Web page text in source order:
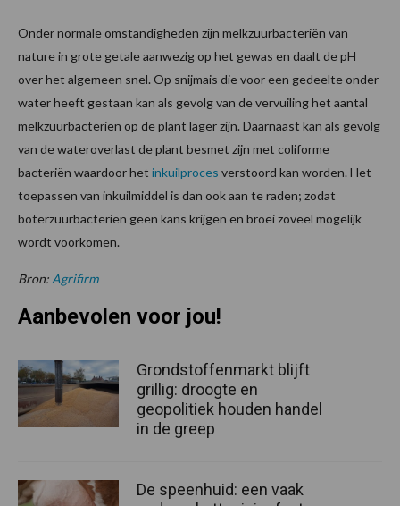
Onder normale omstandigheden zijn melkzuurbacteriën van
nature in grote getale aanwezig op het gewas en daalt de pH
over het algemeen snel. Op snijmais die voor een gedeelte onder
water heeft gestaan kan als gevolg van de vervuiling het aantal
melkzuurbacteriën op de plant lager zijn. Daarnaast kan als gevolg
van de wateroverlast de plant besmet zijn met coliforme
bacteriën waardoor het inkuilproces verstoord kan worden. Het
toepassen van inkuilmiddel is dan ook aan te raden; zodat
boterzuurbacteriën geen kans krijgen en broei zoveel mogelijk
wordt voorkomen.
Bron: Agrifirm
Aanbevolen voor jou!
Grondstoffenmarkt blijft
grillig: droogte en
geopolitiek houden handel
in de greep
De speenhuid: een vaak